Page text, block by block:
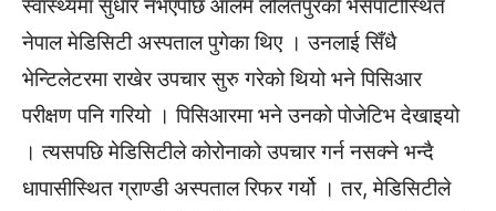
स्वास्थ्यमा सुधार नभएपछि आलम ललितपुरको भैंसेपाटीस्थित
नेपाल मेडिसिटी अस्पताल पुगेका थिए । उनलाई सिँधै
भेन्टिलेटरमा राखेर उपचार सुरु गरेको थियो भने पिसिआर
परीक्षण पनि गरियो । पिसिआरमा भने उनको पोजेटिभ देखाइयो
। त्यसपछि मेडिसिटीले कोरोनाको उपचार गर्न नसक्ने भन्दै
धापासीस्थित ग्राण्डी अस्पताल रिफर गर्यो । तर, मेडिसिटीले